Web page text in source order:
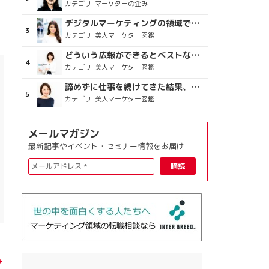
カテゴリ: マーケターの企み
デジタルマーケティングの領域で、海外というステージに
カテゴリ: 美人マーケター図鑑
どういう広報ができるとベストなのか
カテゴリ: 美人マーケター図鑑
諦めずに仕事を続けてきた結果、楽しめている今がある
カテゴリ: 美人マーケター図鑑
メールマガジン
最新記事やイベント・セミナー情報をお届け!